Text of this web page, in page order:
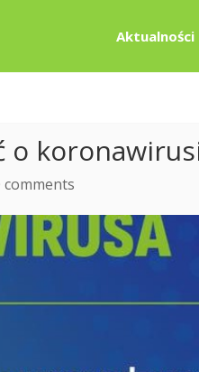
Aktualności
o
comments